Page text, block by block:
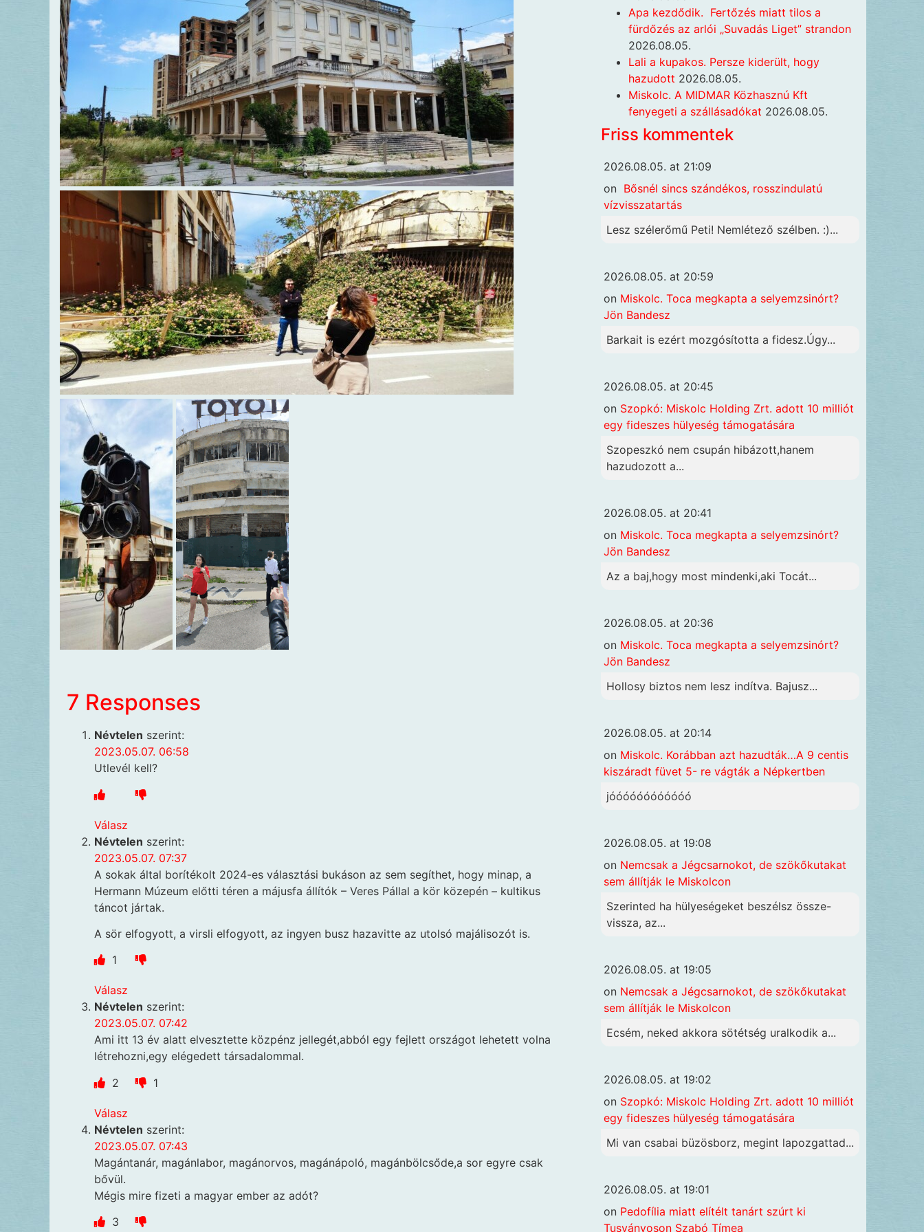
7 Responses
Névtelen szerint:
2023.05.07. 06:58
Utlevél kell?
Válasz
Névtelen szerint:
2023.05.07. 07:37
A sokak által borítékolt 2024-es választási bukáson az sem segíthet, hogy minap, a
Hermann Múzeum előtti téren a májusfa állítók – Veres Pállal a kör közepén – kultikus
táncot jártak.
A sör elfogyott, a virsli elfogyott, az ingyen busz hazavitte az utolsó majálisozót is.
1
Válasz
Névtelen szerint:
2023.05.07. 07:42
Ami itt 13 év alatt elvesztette közpénz jellegét,abból egy fejlett országot lehetett volna
létrehozni,egy elégedett társadalommal.
2
1
Válasz
Névtelen szerint:
2023.05.07. 07:43
Magántanár, magánlabor, magánorvos, magánápoló, magánbölcsőde,a sor egyre csak
bővül.
Mégis mire fizeti a magyar ember az adót?
3
Apa kezdődik. Fertőzés miatt tilos a
fürdőzés az arlói „Suvadás Liget” strandon
2026.08.05.
Lali a kupakos. Persze kiderült, hogy
hazudott 2026.08.05.
Miskolc. A MIDMAR Közhasznú Kft
fenyegeti a szállásadókat 2026.08.05.
Friss kommentek
2026.08.05. at 21:09
on Bősnél sincs szándékos, rosszindulatú
vízvisszatartás
Lesz szélerőmű Peti! Nemlétező szélben. :)...
2026.08.05. at 20:59
on Miskolc. Toca megkapta a selyemzsinórt?
Jön Bandesz
Barkait is ezért mozgósította a fidesz.Úgy...
2026.08.05. at 20:45
on Szopkó: Miskolc Holding Zrt. adott 10 milliót
egy fideszes hülyeség támogatására
Szopeszkó nem csupán hibázott,hanem
hazudozott a...
2026.08.05. at 20:41
on Miskolc. Toca megkapta a selyemzsinórt?
Jön Bandesz
Az a baj,hogy most mindenki,aki Tocát...
2026.08.05. at 20:36
on Miskolc. Toca megkapta a selyemzsinórt?
Jön Bandesz
Hollosy biztos nem lesz indítva. Bajusz...
2026.08.05. at 20:14
on Miskolc. Korábban azt hazudták…A 9 centis
kiszáradt füvet 5- re vágták a Népkertben
jóóóóóóóóóóóó
2026.08.05. at 19:08
on Nemcsak a Jégcsarnokot, de szökőkutakat
sem állítják le Miskolcon
Szerinted ha hülyeségeket beszélsz össze-
vissza, az...
2026.08.05. at 19:05
on Nemcsak a Jégcsarnokot, de szökőkutakat
sem állítják le Miskolcon
Ecsém, neked akkora sötétség uralkodik a...
2026.08.05. at 19:02
on Szopkó: Miskolc Holding Zrt. adott 10 milliót
egy fideszes hülyeség támogatására
Mi van csabai büzösborz, megint lapozgattad...
2026.08.05. at 19:01
on Pedofília miatt elítélt tanárt szúrt ki
Tusványoson Szabó Tímea